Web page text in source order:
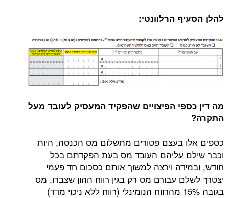
להלן הסעיף הרלוונטי:
מה דין כספי הפיצויים שהפקיד המעסיק לעובד מעל
התקרה?
כספים אלו בעצם פטורים מתשלום מס הכנסה, היות
וכבר שילם עליהם העובד מס בעת הפקדתם בכל
חודש, ובמידה וירצה למשוך אותם כסכום חד פעמי
יצטרך לשלם עבורם מס רק בגין רווח ההון שצברו, מס
בגובה 15% מהרווח הנומינלי (רווח ללא ניכוי מדד)